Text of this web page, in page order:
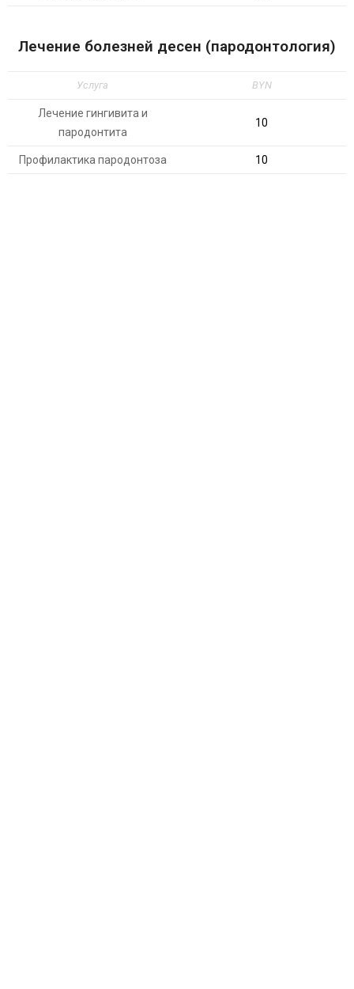
Лечение болезней десен (пародонтология)
Услуга BYN
Лечение гингивита и
пародонтита
10
Профилактика пародонтоза 10